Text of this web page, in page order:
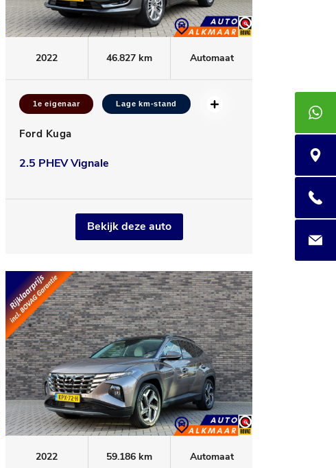
+3185
Praam
085
2022 46.827 km Automaat
1e eigenaar Lage km-stand
Ford Kuga
2.5 PHEV Vignale
Bekijk deze auto
2022 59.186 km Automaat